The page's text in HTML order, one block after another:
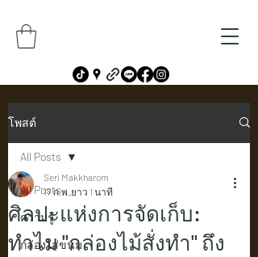
โพสต์
All Posts
ความรู้
กล่องใส่ขนม
All Posts
ศิลปะแห่งการจัดเก็บ:
ทำไม "กล่องไม้สั่งทำ" ถึง
Seri Makkharom
17 ก.พ. ยาว 1 นาที